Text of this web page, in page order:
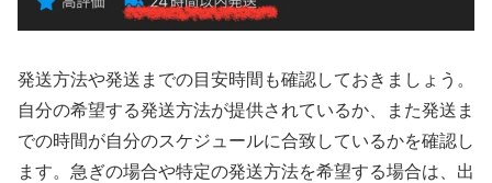
発送方法や発送までの目安時間も確認しておきましょう。
自分の希望する発送方法が提供されているか、また発送ま
での時間が自分のスケジュールに合致しているかを確認し
ます。急ぎの場合や特定の発送方法を希望する場合は、出